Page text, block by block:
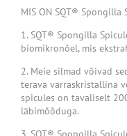
MIS ON SQT®
1. SQT® Spongilla
biomikronõel, mis
2. Meie silmad võivad
terava varraskristallina
spicules on tavaliselt
läbimõõduga.